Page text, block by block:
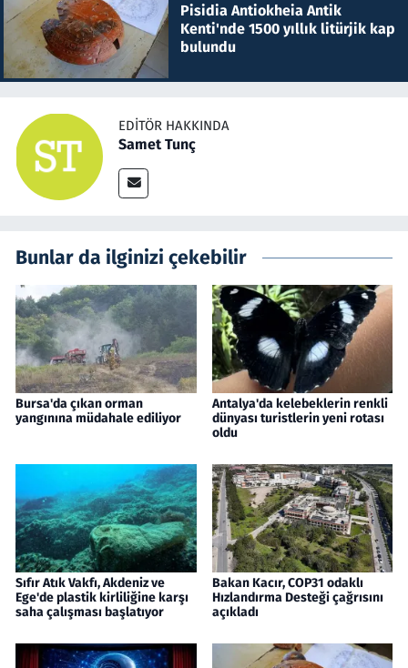
Pisidia Antiokheia Antik
Kenti'nde 1500 yıllık litürjik kap
bulundu
EDITÖR HAKKINDA
Samet Tunç
Bunlar da ilginizi çekebilir
Bursa'da çıkan orman
yangınına müdahale ediliyor
Antalya'da kelebeklerin renkli
dünyası turistlerin yeni rotası
oldu
Sıfır Atık Vakfı, Akdeniz ve
Ege'de plastik kirliliğine karşı
saha çalışması başlatıyor
Bakan Kacır, COP31 odaklı
Hızlandırma Desteği çağrısını
açıkladı